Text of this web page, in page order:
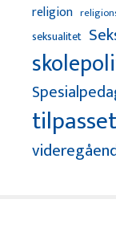
religion
seksualitet